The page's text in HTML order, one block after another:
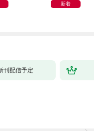
新着
刊配信予定